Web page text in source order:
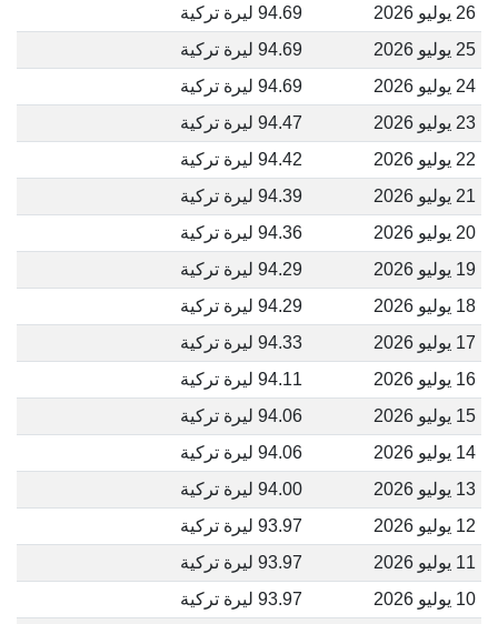
26 يوليو 2026
94.69 ليرة تركية
25 يوليو 2026
94.69 ليرة تركية
24 يوليو 2026
94.69 ليرة تركية
23 يوليو 2026
94.47 ليرة تركية
22 يوليو 2026
94.42 ليرة تركية
21 يوليو 2026
94.39 ليرة تركية
20 يوليو 2026
94.36 ليرة تركية
19 يوليو 2026
94.29 ليرة تركية
18 يوليو 2026
94.29 ليرة تركية
17 يوليو 2026
94.33 ليرة تركية
16 يوليو 2026
94.11 ليرة تركية
15 يوليو 2026
94.06 ليرة تركية
14 يوليو 2026
94.06 ليرة تركية
13 يوليو 2026
94.00 ليرة تركية
12 يوليو 2026
93.97 ليرة تركية
11 يوليو 2026
93.97 ليرة تركية
10 يوليو 2026
93.97 ليرة تركية